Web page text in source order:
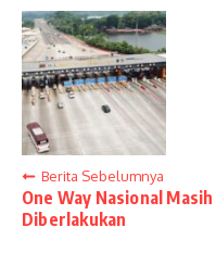
Berita Sebelumnya
One Way Nasional Masih
Diberlakukan